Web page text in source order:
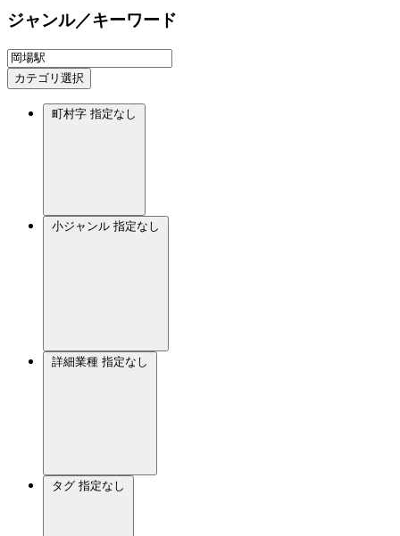
ジャンル／キーワード
カテゴリ選択
町村字 指定なし
小ジャンル 指定なし
詳細業種 指定なし
タグ 指定なし